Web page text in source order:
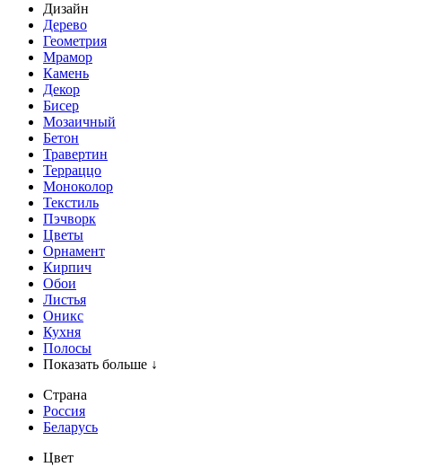
Дизайн
Дерево
Геометрия
Мрамор
Камень
Декор
Бисер
Мозаичный
Бетон
Травертин
Терраццо
Моноколор
Текстиль
Пэчворк
Цветы
Орнамент
Кирпич
Обои
Листья
Оникс
Кухня
Полосы
Показать больше ↓
Страна
Россия
Беларусь
Цвет